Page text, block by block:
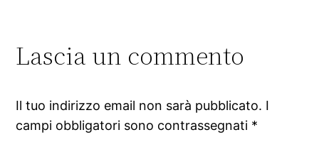
Lascia un commento
Il tuo indirizzo email non sarà pubblicato. I
campi obbligatori sono contrassegnati *